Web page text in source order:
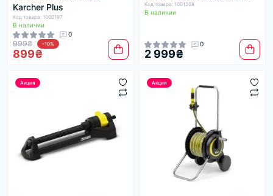
Karcher Plus
Код товара: 1000197
В наличии
0
999₴ -10%
899₴
Код товара: 1001208
В наличии
0
2 999₴
Акция Акция